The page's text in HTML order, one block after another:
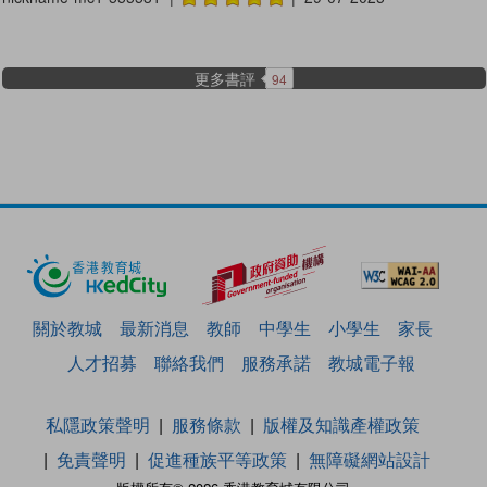
更多書評 94
關於教城 最新消息 教師 中學生 小學生
家長
人才招募
聯絡我們 服務承諾 教城電子報
私隱政策聲明 服務條款
版權及知識產權政策
免責聲明
促進種族平等政策 無障礙網站設計